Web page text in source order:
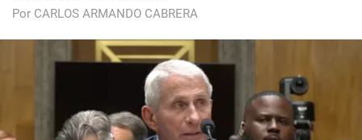
Por CARLOS ARMANDO CABRERA